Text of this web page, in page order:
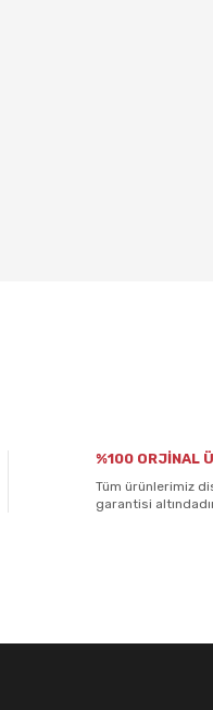
%100 ORJİNAL
Tüm ürünlerimiz
garantisi